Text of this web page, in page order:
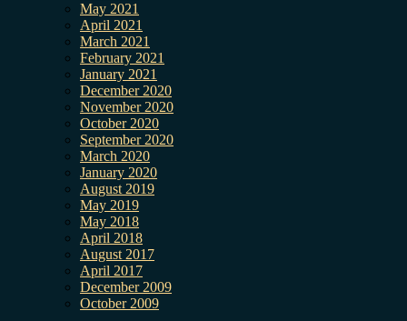
May 2021
April 2021
March 2021
February 2021
January 2021
December 2020
November 2020
October 2020
September 2020
March 2020
January 2020
August 2019
May 2019
May 2018
April 2018
August 2017
April 2017
December 2009
October 2009